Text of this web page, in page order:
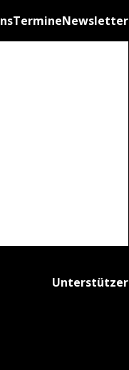
TermineNewsletter
Unterstützer